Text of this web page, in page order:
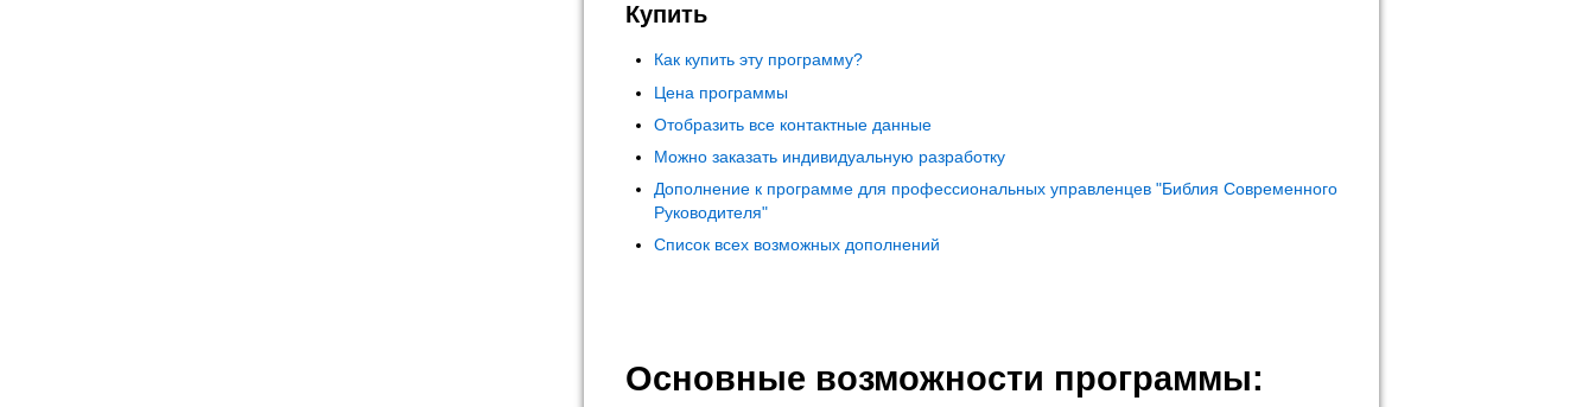
Купить
Как купить эту программу?
Цена программы
Отобразить все контактные данные
Можно заказать индивидуальную разработку
Дополнение к программе для профессиональных управленцев "Библия Современного
Руководителя"
Список всех возможных дополнений
Основные возможности программы: